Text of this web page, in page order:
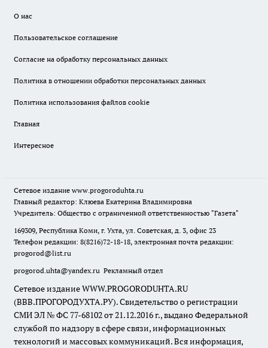
О нас
Пользовательское соглашение
Согласие на обработку персональных данных
Политика в отношении обработки персональных данных
Политика использования файлов cookie
Главная
Интересное
Сетевое издание www.progoroduhta.ru
Главный редактор: Клюева Екатерина Владимировна
Учредитель: Общество с ограниченной ответственностью "Газета"
169309, Республика Коми, г. Ухта, ул. Советская, д. 3, офис 23
Телефон редакции: 8(8216)72-18-18, электронная почта редакции:
progorod@list.ru
progorod.uhta@yandex.ru Рекламный отдел
Сетевое издание WWW.PROGORODUHTA.RU
(ВВВ.ПРОГОРОДУХТА.РУ). Свидетельство о регистрации
СМИ ЭЛ № ФС 77-68102 от 21.12.2016 г., выдано Федеральной
службой по надзору в сфере связи, информационных
технологий и массовых коммуникаций. Вся информация,